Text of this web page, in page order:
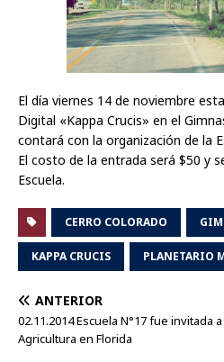
El día viernes 14 de noviembre
Digital «Kappa Crucis» en el
contará con la organización de la
El costo de la entrada será $50 y
Escuela.
CERRO COLORADO
KAPPA CRUCIS PLANETARIO
ANTERIOR
02.11.2014 Escuela N°17 fue invitada
Agricultura en Florida